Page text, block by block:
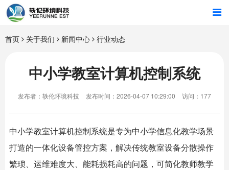
首页
行业解决方案
智能硬件
关于我们
首页 关于我们 新闻中心 行业动态
中小学教室计算机控制系统
发布者：轶伦环境科技 发布时间：2026-04-07 10:29:00 访问：177
中小学教室计算机控制系统是专为中小学信息化教学场景
打造的一体化设备管控方案，解决传统教室设备分散操作
繁琐、运维难度大、能耗损耗高的问题，可简化教师教学